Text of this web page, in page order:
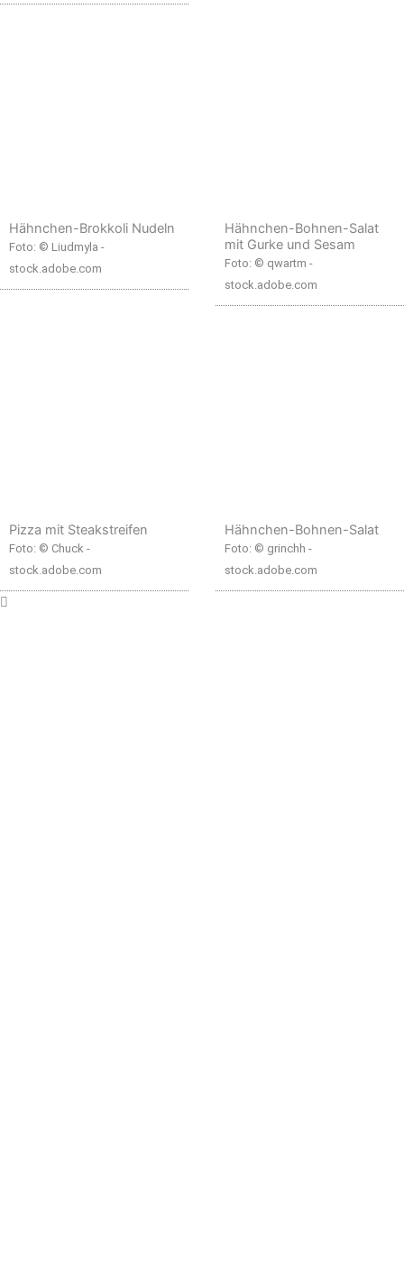
Hähnchen-Brokkoli Nudeln
Foto: © Liudmyla -
stock.adobe.com
Hähnchen-Bohnen-Salat
mit Gurke und Sesam
Foto: © qwartm -
stock.adobe.com
Pizza mit Steakstreifen
Foto: © Chuck -
stock.adobe.com
Hähnchen-Bohnen-Salat
Foto: © grinchh -
stock.adobe.com